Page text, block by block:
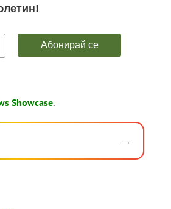
Showcase.
→
Времето във Варна на